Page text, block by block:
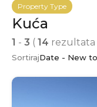
Property Type
Kuća
1 - 3 ( 14 rezultata
SortirajDate - New